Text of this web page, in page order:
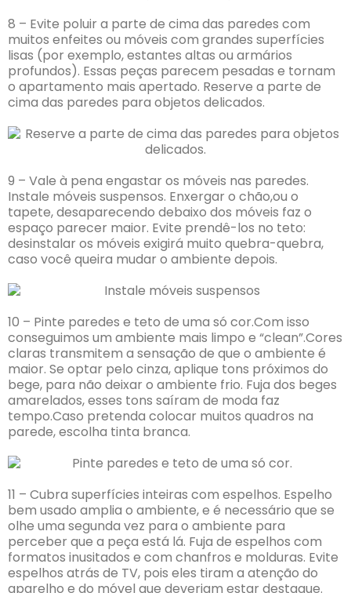
8 – Evite poluir a parte de cima das paredes com
muitos enfeites ou móveis com grandes superfícies
lisas (por exemplo, estantes altas ou armários
profundos). Essas peças parecem pesadas e tornam
o apartamento mais apertado. Reserve a parte de
cima das paredes para objetos delicados.
9 – Vale à pena engastar os móveis nas paredes.
Instale móveis suspensos. Enxergar o chão,ou o
tapete, desaparecendo debaixo dos móveis faz o
espaço parecer maior. Evite prendê-los no teto:
desinstalar os móveis exigirá muito quebra-quebra,
caso você queira mudar o ambiente depois.
10 – Pinte paredes e teto de uma só cor.Com isso
conseguimos um ambiente mais limpo e “clean”.Cores
claras transmitem a sensação de que o ambiente é
maior. Se optar pelo cinza, aplique tons próximos do
bege, para não deixar o ambiente frio. Fuja dos beges
amarelados, esses tons saíram de moda faz
tempo.Caso pretenda colocar muitos quadros na
parede, escolha tinta branca.
11 – Cubra superfícies inteiras com espelhos. Espelho
bem usado amplia o ambiente, e é necessário que se
olhe uma segunda vez para o ambiente para
perceber que a peça está lá. Fuja de espelhos com
formatos inusitados e com chanfros e molduras. Evite
espelhos atrás de TV, pois eles tiram a atenção do
aparelho e do móvel que deveriam estar destaque.